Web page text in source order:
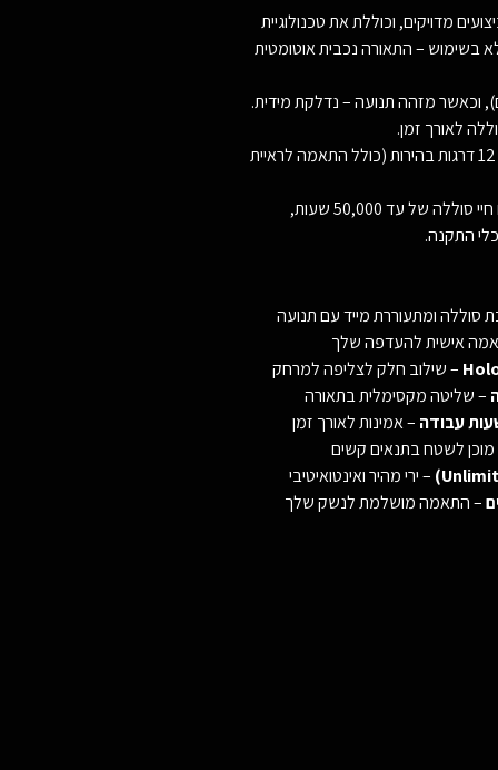
בשימוש – התאורה נכבית אוטומטית
לאורך זמן.
הכוונת עמידה למים בתקן IP67, כוללת 12 דרגות בהירות (כולל התאמה לראיית
התקנה.
סוללה ומתעוררת מייד עם תנועה
אישית להעדפה שלך
– שילוב חלק לצליפה למרחק
– שליטה מקסימלית בתאורה
– אמינות לאורך זמן
לשטח בתנאים קשים
– ירי מהיר ואינטואיטיבי
– התאמה מושלמת לנשק שלך